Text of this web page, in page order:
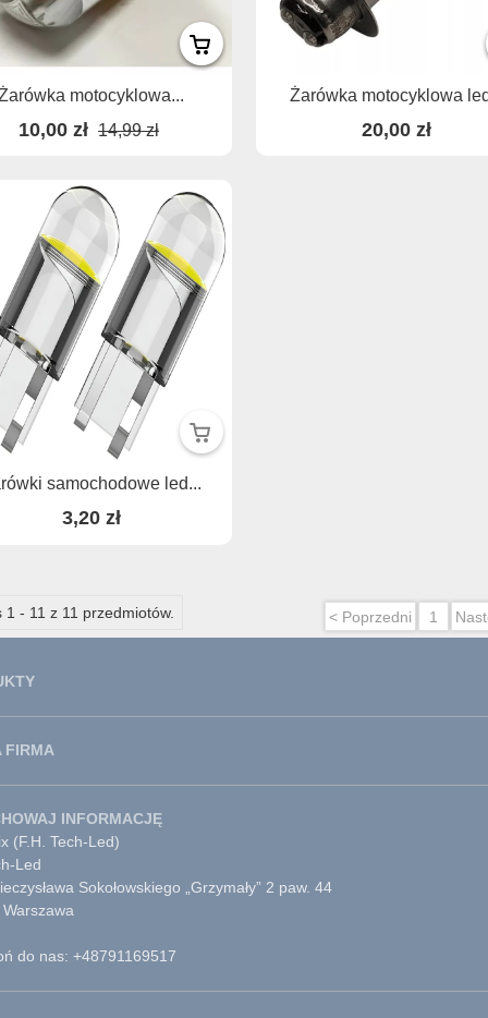
motocyklowa...
10,00 zł 14,99 zł
Żarówka motocyklowa
20,00 zł
samochodowe led...
3,20 zł
1 - 11 z 11 przedmiotów. < Poprzedni 1
FIRMA
INFORMACJĘ
(F.H. Tech-Led)
Led
Sokołowskiego „Grzymały” 2 paw. 44
do nas: +48791169517